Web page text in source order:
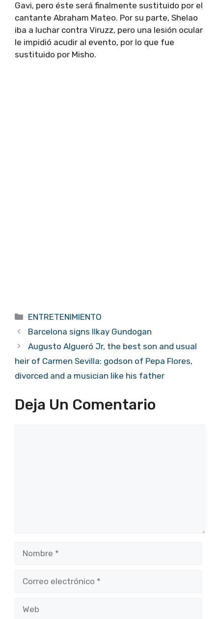
Gavi, pero éste será finalmente sustituido por el
cantante Abraham Mateo. Por su parte, Shelao
iba a luchar contra Viruzz, pero una lesión ocular
le impidió acudir al evento, por lo que fue
sustituido por Misho.
Categorías
ENTRETENIMIENTO
Barcelona signs Ilkay Gundogan
Augusto Algueró Jr, the best son and usual
heir of Carmen Sevilla: godson of Pepa Flores,
divorced and a musician like his father
Deja Un Comentario
electrónico